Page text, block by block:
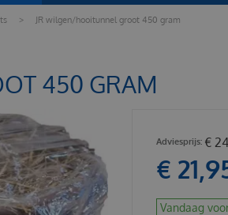
> JR wilgen/hooitunnel groot 450 gram
450 GRAM
€ 24
€ 21,
Vandaag